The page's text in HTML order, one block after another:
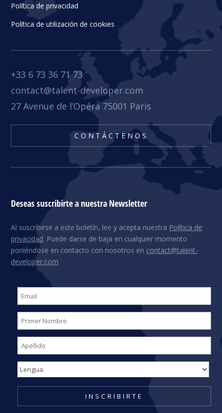
Política de privacidad
Política de utilización de cookies
+33 6 73 36 71 73
contact@talent-developer.com
27 Avenue de l’Opéra 75001 Paris
CONTÁCTENOS
Deseas suscribirte a nuestra Newsletter
Al suscribirse a este boletín, lee y acepta nuestra Política de
privacidad. Puede darse de baja en cualquier momento
poniéndose en contacto con nosotros en contact@talent-
developer.com